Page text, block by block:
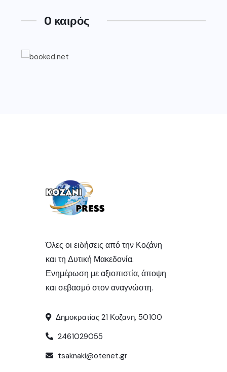
O καιρός
Όλες οι ειδήσεις από την Κοζάνη
και τη Δυτική Μακεδονία.
Ενημέρωση με αξιοπιστία, άποψη
και σεβασμό στον αναγνώστη.
Δημοκρατίας 21 Κοζανη, 50100
2461029055
tsaknaki@otenet.gr